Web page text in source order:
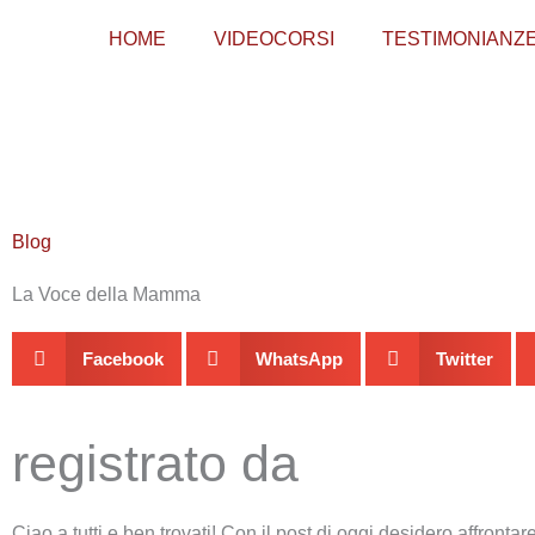
HOME VIDEOCORSI
Blog
La Voce della Mamma
Facebook WhatsApp Twitter
registrato da